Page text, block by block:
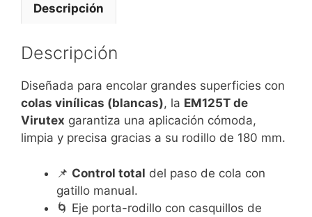
Descripción
Descripción
Diseñada para encolar grandes superficies con
colas vinílicas (blancas), la EM125T de
Virutex garantiza una aplicación cómoda,
limpia y precisa gracias a su rodillo de 180 mm.
📌 Control total del paso de cola con
gatillo manual.
🌀 Eje porta-rodillo con casquillos de